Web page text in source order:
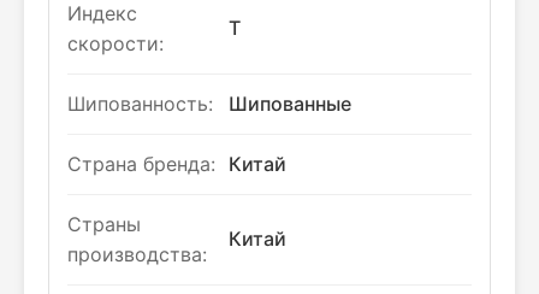
Индекс
скорости:
T
Шипованность: Шипованные
Страна бренда: Китай
Страны
производства:
Китай